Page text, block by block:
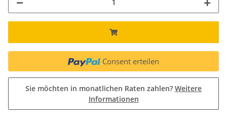
Consent erteilen
Sie möchten in monatlichen Raten zahlen? Weitere
Informationen